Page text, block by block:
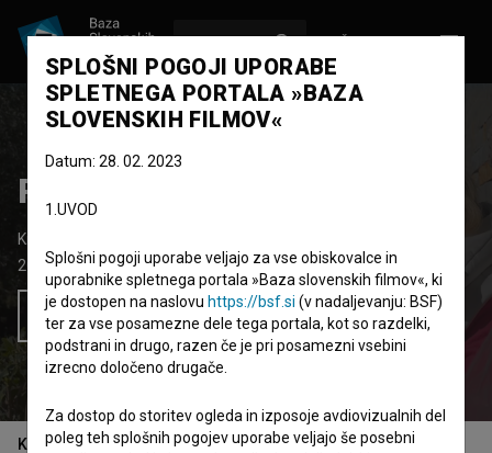
Razgled
Kratki dokumentarni film
2022
Slovenija
Želim si ogledati ta film
Kazalo
SPLOŠNI POGOJI UPORABE
SPLETNEGA PORTALA »BAZA
SLOVENSKIH FILMOV«
Datum: 28. 02. 2023
1.UVOD
Splošni pogoji uporabe veljajo za vse obiskovalce in
uporabnike spletnega portala »Baza slovenskih filmov«, ki
je dostopen na naslovu https://bsf.si (v nadaljevanju: BSF)
ter za vse posamezne dele tega portala, kot so razdelki,
podstrani in drugo, razen če je pri posamezni vsebini
izrecno določeno drugače.
Za dostop do storitev ogleda in izposoje avdiovizualnih del
poleg teh splošnih pogojev uporabe veljajo še posebni